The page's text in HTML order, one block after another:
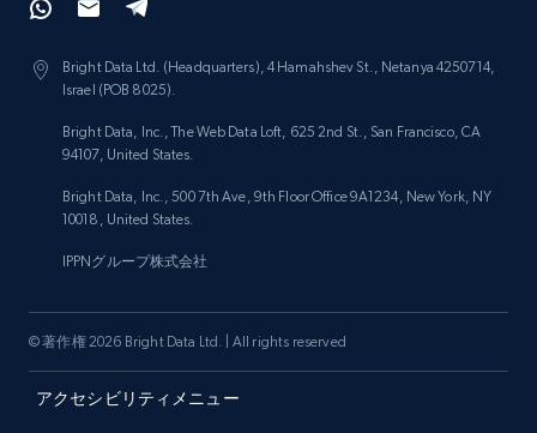
Lazada - Products
URL, Title, Rating, Reviews, Initial price, Final
price, Currency, Stock, and more.
Lazada - Products - Discover products by
Bright Data Ltd. (Headquarters), 4 Hamahshev St., Netanya 4250714,
Israel (POB 8025).
Bright Data, Inc., The Web Data Loft, 625 2nd St., San Francisco, CA
94107, United States.
Bright Data, Inc., 500 7th Ave, 9th Floor Office 9A1234, New York, NY
10018, United States.
IPPNグループ株式会社
アクセシビリティメニュー
© 著作権 2026 Bright Data Ltd. | All rights reserved